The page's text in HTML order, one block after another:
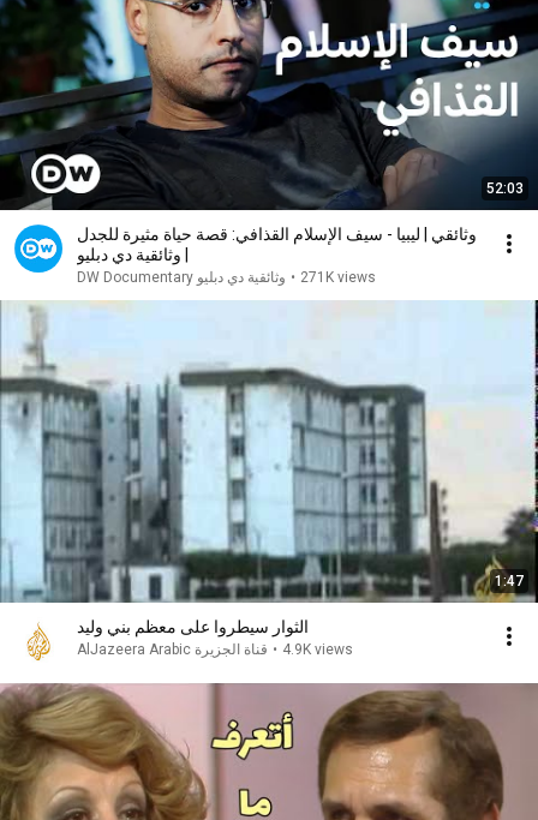
52:03
وثائقي | ليبيا - سيف الإسلام القذافي: قصة حياة مثيرة للجدل
| وثائقية دي دبليو
DW Documentary وثائقية دي دبليو • 271K views
1:47
الثوار سيطروا على معظم بني وليد
AlJazeera Arabic قناة الجزيرة • 4.9K views